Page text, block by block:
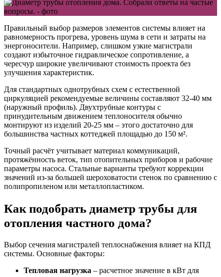
Правильный выбор размеров элементов системы влияет на
равномерность прогрева, уровень шума в сети и затраты на
энергоносители. Например, слишком узкие магистрали
создают избыточное гидравлическое сопротивление, а
чересчур широкие увеличивают стоимость проекта без
улучшения характеристик.
Для стандартных однотрубных схем с естественной
циркуляцией рекомендуемые величины составляют 32-40 мм
(наружный профиль). Двухтрубные контуры с
принудительным движением теплоносителя обычно
монтируют из изделий 20-25 мм – этого достаточно для
большинства частных коттеджей площадью до 150 м².
Точный расчёт учитывает материал коммуникаций,
протяжённость веток, тип отопительных приборов и рабочие
параметры насоса. Стальные варианты требуют коррекции
значений из-за большей шероховатости стенок по сравнению с
полипропиленом или металлопластиком.
Как подобрать диаметр трубы для
отопления частного дома?
Выбор сечения магистралей теплоснабжения влияет на КПД
системы. Основные факторы:
Тепловая нагрузка – расчетное значение в кВт для